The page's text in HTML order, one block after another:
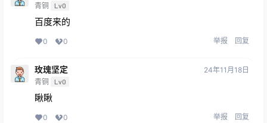
青铜 Lv0
百度来的
0 0 举报 回复
玫瑰坚定
青铜 Lv0
24年11月18日
瞅瞅
0 0 举报 回复